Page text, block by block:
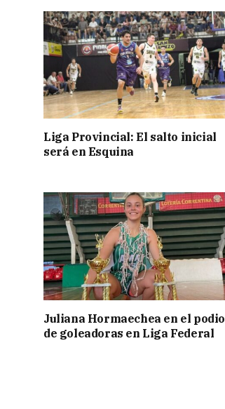
Liga Provincial: El salto inicial
será en Esquina
Juliana Hormaechea en el podio
de goleadoras en Liga Federal